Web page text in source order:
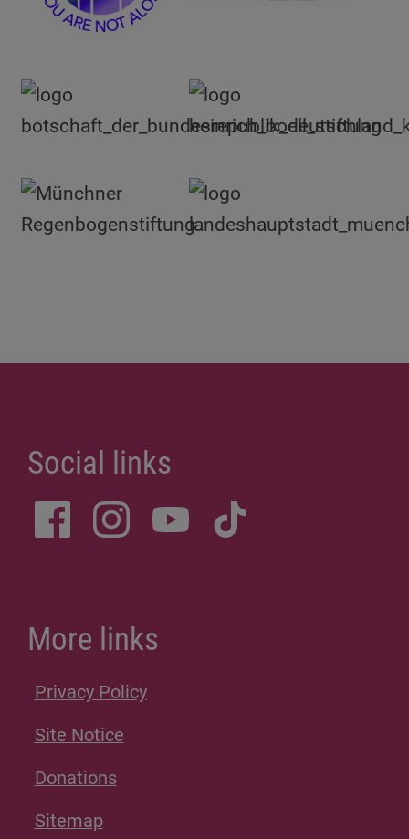
Social links
More links
Privacy Policy
Site Notice
Donations
Sitemap